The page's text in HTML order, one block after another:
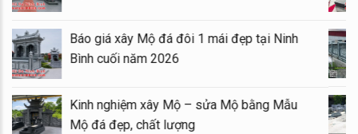
Báo giá xây Mộ đá đôi 1 mái đẹp tại Ninh
Bình cuối năm 2026
Kinh nghiệm xây Mộ – sửa Mộ bằng Mẫu
Mộ đá đẹp, chất lượng